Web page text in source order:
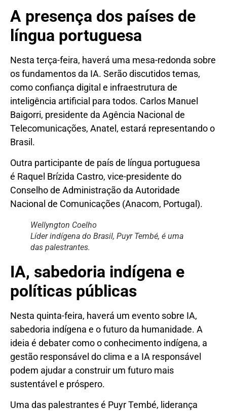
A presença dos países de
língua portuguesa
Nesta terça-feira, haverá uma mesa-redonda sobre
os fundamentos da IA. Serão discutidos temas,
como confiança digital e infraestrutura de
inteligência artificial para todos. Carlos Manuel
Baigorri, presidente da Agência Nacional de
Telecomunicações, Anatel, estará representando o
Brasil.
Outra participante de país de língua portuguesa
é Raquel Brízida Castro, vice-presidente do
Conselho de Administração da Autoridade
Nacional de Comunicações (Anacom, Portugal).
Wellyngton Coelho
Líder indígena do Brasil, Puyr Tembé, é uma
das palestrantes.
IA, sabedoria indígena e
políticas públicas
Nesta quinta-feira, haverá um evento sobre IA,
sabedoria indígena e o futuro da humanidade. A
ideia é debater como o conhecimento indígena, a
gestão responsável do clima e a IA responsável
podem ajudar a construir um futuro mais
sustentável e próspero.
Uma das palestrantes é Puyr Tembé, liderança